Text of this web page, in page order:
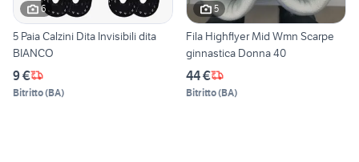
6
5 Paia Calzini Dita Invisibili dita
BIANCO
9 €
Bitritto(BA)
5
Fila Highflyer Mid Wmn Scarpe
ginnastica Donna 40
44 €
Bitritto(BA)